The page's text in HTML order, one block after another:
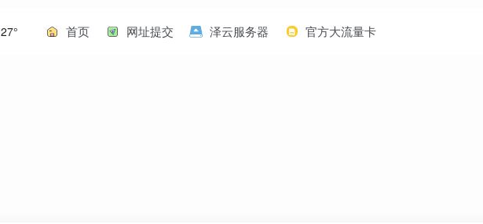
27° 首页 网址提交 泽云服务器 官方大流量卡